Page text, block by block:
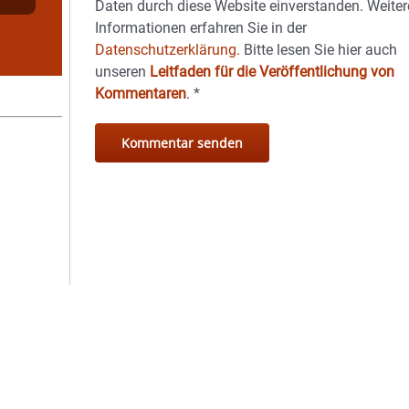
Daten durch diese Website einverstanden.
Informationen erfahren Sie in der
Datenschutzerklärung. Bitte lesen Sie hier auch
unseren Leitfaden für die Veröffentlichung von
Kommentaren.*